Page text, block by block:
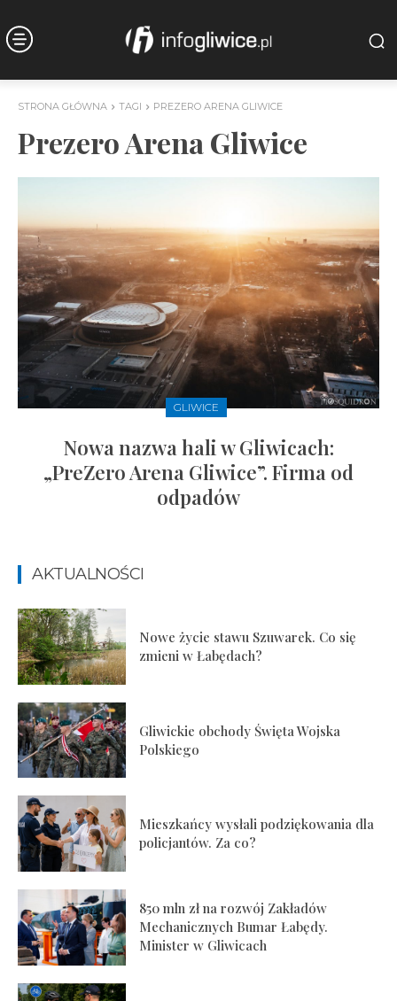
STRONA GŁÓWNA TAGI PREZERO ARENA GLIWICE
Prezero Arena Gliwice
GLIWICE
Nowa nazwa hali w Gliwicach:
„PreZero Arena Gliwice”. Firma od
odpadów
AKTUALNOŚCI
Nowe życie stawu Szuwarek. Co się
zmieni w Łabędach?
Gliwickie obchody Święta Wojska
Polskiego
Mieszkańcy wysłali podziękowania dla
policjantów. Za co?
850 mln zł na rozwój Zakładów
Mechanicznych Bumar Łabędy.
Minister w Gliwicach